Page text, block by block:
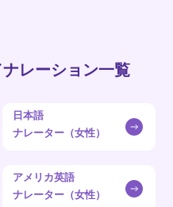
レーション一覧
日本語
ナレーター（女性）
アメリカ英語
ナレーター（女性）